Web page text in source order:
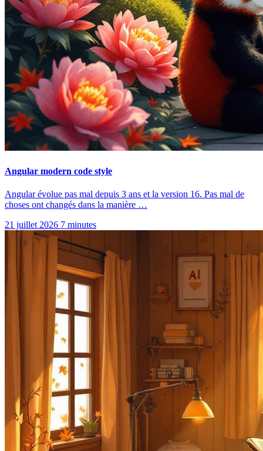
Angular modern code style
Angular évolue pas mal depuis 3 ans et la version 16. Pas mal de
choses ont changés dans la manière …
21 juillet 2026 7 minutes